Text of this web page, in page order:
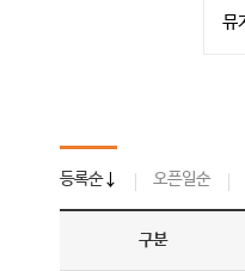
등록순 오픈일순
구분